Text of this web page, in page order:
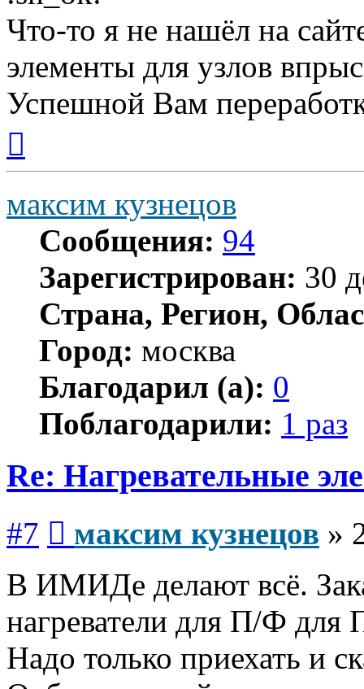
Что-то я не нашёл на
элементы для узлов
Успешной Вам
началу
максим кузнецов
Сообщения: 94
Зарегистрирован: 30
Страна, Регион,
Город: москва
Благодарил (а): 0
Поблагодарили: 1 раз
Re: Нагревательные
#7 максим кузнецов »
В ИМИДе делают всё.
нагреватели для П/Ф для
Надо только приехать и